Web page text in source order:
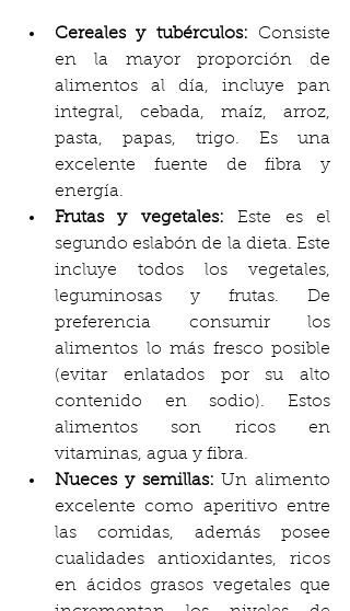
Cereales y tubérculos: Consiste
en la mayor proporción de
alimentos al día, incluye pan
integral, cebada, maíz, arroz,
pasta, papas, trigo. Es una
excelente fuente de fibra y
energía.
Frutas y vegetales: Este es el
segundo eslabón de la dieta. Este
incluye todos los vegetales,
leguminosas y frutas. De
preferencia consumir los
alimentos lo más fresco posible
(evitar enlatados por su alto
contenido en sodio). Estos
alimentos son ricos en
vitaminas, agua y fibra.
Nueces y semillas: Un alimento
excelente como aperitivo entre
las comidas, además posee
cualidades antioxidantes, ricos
en ácidos grasos vegetales que